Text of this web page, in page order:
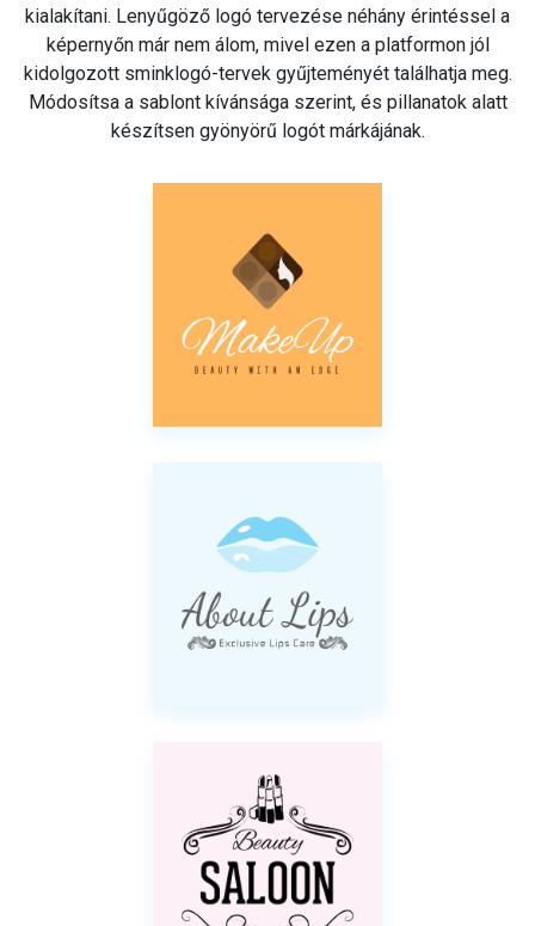
kialakítani. Lenyűgöző logó tervezése néhány érintéssel a
képernyőn már nem álom, mivel ezen a platformon jól
kidolgozott sminklogó-tervek gyűjteményét találhatja meg.
Módosítsa a sablont kívánsága szerint, és pillanatok alatt
készítsen gyönyörű logót márkájának.